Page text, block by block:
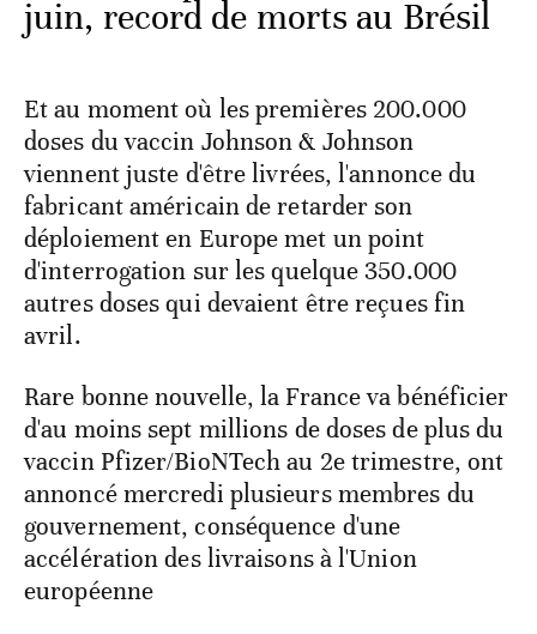
juin, record de morts au Brésil
Et au moment où les premières 200.000
doses du vaccin Johnson & Johnson
viennent juste d'être livrées, l'annonce du
fabricant américain de retarder son
déploiement en Europe met un point
d'interrogation sur les quelque 350.000
autres doses qui devaient être reçues fin
avril.
Rare bonne nouvelle, la France va bénéficier
d'au moins sept millions de doses de plus du
vaccin Pfizer/BioNTech au 2e trimestre, ont
annoncé mercredi plusieurs membres du
gouvernement, conséquence d'une
accélération des livraisons à l'Union
européenne